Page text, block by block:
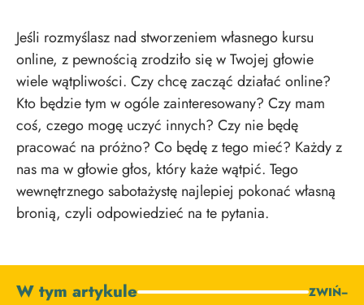
Jeśli rozmyślasz nad stworzeniem własnego kursu
online, z pewnością zrodziło się w Twojej głowie
wiele wątpliwości. Czy chcę zacząć działać online?
Kto będzie tym w ogóle zainteresowany? Czy mam
coś, czego mogę uczyć innych? Czy nie będę
pracować na próżno? Co będę z tego mieć? Każdy z
nas ma w głowie głos, który każe wątpić. Tego
wewnętrznego sabotażystę najlepiej pokonać własną
bronią, czyli odpowiedzieć na te pytania.
W tym artykule ZWIŃ−